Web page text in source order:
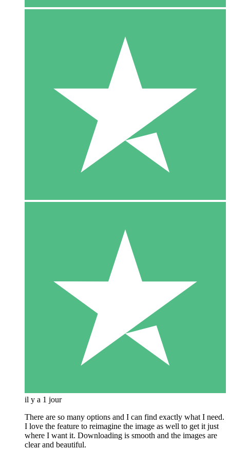
il y a 1 jour
There are so many options and I can find exactly what I need.
I love the feature to reimagine the image as well to get it just
where I want it. Downloading is smooth and the images are
clear and beautiful.